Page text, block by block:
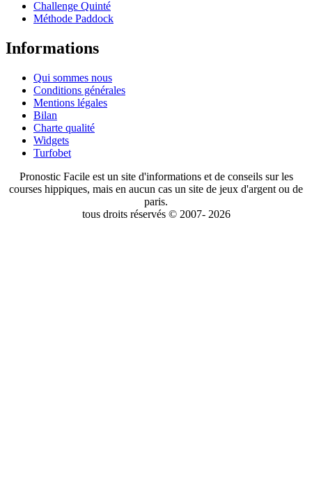
Challenge Quinté
Méthode Paddock
Informations
Qui sommes nous
Conditions générales
Mentions légales
Bilan
Charte qualité
Widgets
Turfobet
Pronostic Facile est un site d'informations et de conseils sur les
courses hippiques, mais en aucun cas un site de jeux d'argent ou de
paris.
tous droits réservés © 2007- 2026